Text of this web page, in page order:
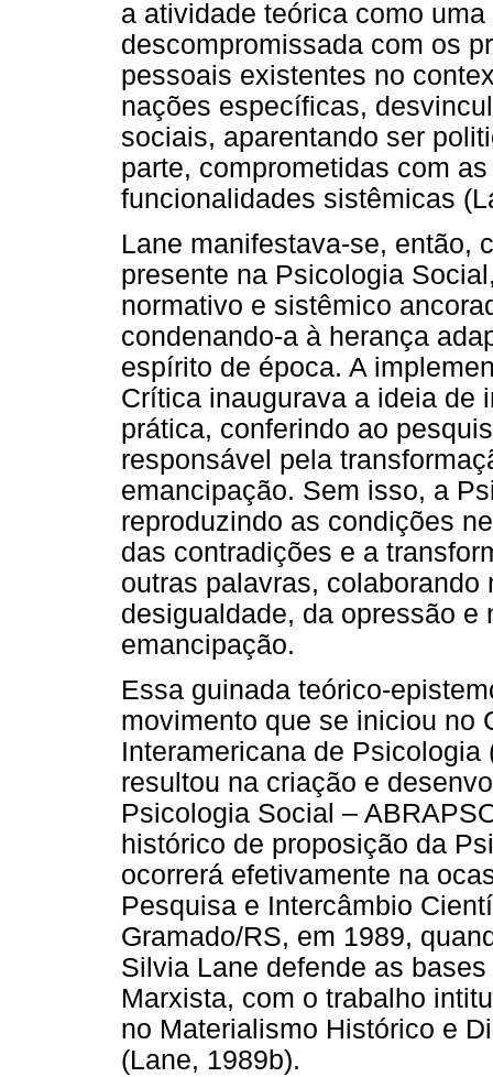
a atividade teórica como
descompromissada com os
pessoais existentes no
nações específicas,
sociais, aparentando ser
parte, comprometidas com
funcionalidades sistêmicas
Lane manifestava-se, então,
presente na Psicologia
normativo e sistêmico
condenando-a à herança
espírito de época. A
Crítica inaugurava a ideia de
prática, conferindo ao
responsável pela
emancipação. Sem isso, a
reproduzindo as condições
das contradições e a
outras palavras, colaborando
desigualdade, da opressão e
emancipação.
Essa guinada teórico-
movimento que se iniciou no
Interamericana de
resultou na criação e
Psicologia Social –
histórico de proposição da
ocorrerá efetivamente na
Pesquisa e Intercâmbio
Gramado/RS, em 1989,
Silvia Lane defende as
Marxista, com o trabalho
no Materialismo Histórico e
(Lane, 1989b).